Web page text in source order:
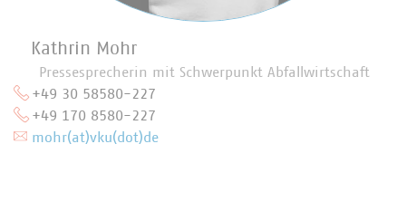
Kathrin Mohr
Pressesprecherin mit Schwerpunkt Abfallwirtschaft
+49 30 58580-227
+49 170 8580-227
mohr(at)vku(dot)de